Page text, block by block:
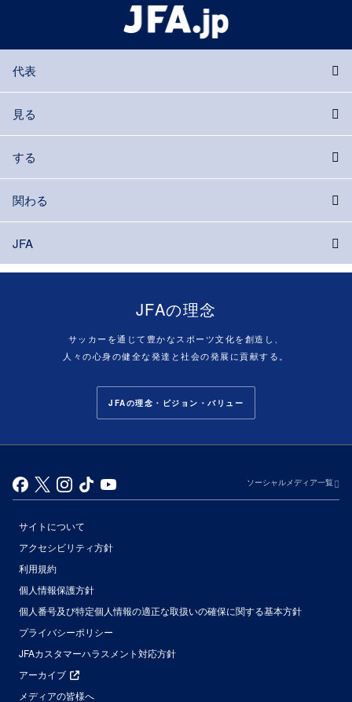
代表
見る
する
関わる
JFA
JFAの理念
サッカーを通じて豊かなスポーツ文化を創造し、
人々の心身の健全な発達と社会の発展に貢献する。
JFAの理念・ビジョン・バリュー
ソーシャルメディア一覧
サイトについて
アクセシビリティ方針
利用規約
個人情報保護方針
個人番号及び特定個人情報の適正な取扱いの確保に関する基本方針
プライバシーポリシー
JFAカスタマーハラスメント対応方針
アーカイブ
メディアの皆様へ